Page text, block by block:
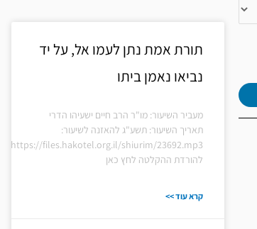
תורת אמת נתן לעמו אל, על יד
נביאו נאמן ביתו
מעביר השיעור: מו"ר הרב חיים ישעיהו הדרי
תאריך השיעור: תשע"ג להאזנה לשיעור:
https://files.hakotel.org.il/shiurim/23692.mp3
להורדת ההקלטה לחץ כאן
קרא עוד >>